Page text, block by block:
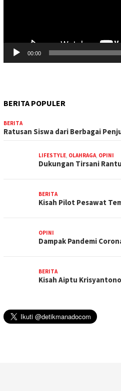
00:00
BERITA POPULER
BERITA
Ratusan Siswa dari Berbagai
LIFESTYLE, OLAHRAGA, OPINI
Dukungan Tirsani
BERITA
Kisah Pilot Pesawat
OPINI
Dampak Pandemi
BERITA
Kisah Aiptu